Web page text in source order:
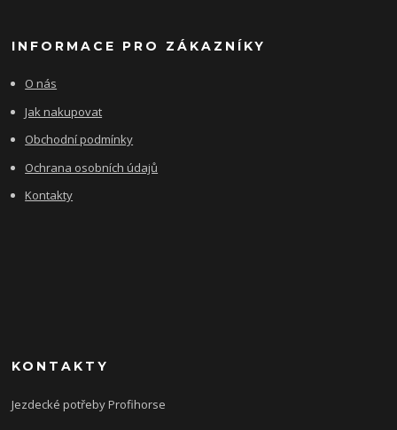
INFORMACE PRO ZÁKAZNÍKY
O nás
Jak nakupovat
Obchodní podmínky
Ochrana osobních údajů
Kontakty
KONTAKTY
Jezdecké potřeby Profihorse